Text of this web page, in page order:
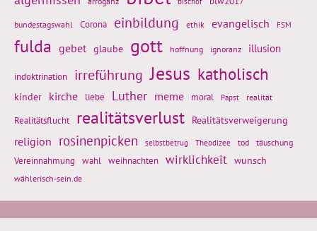
bundestagswahl Corona einbildung ethik evangelisch FSM
fulda gebet glaube gott hoffnung ignoranz illusion
indoktrination irreführung Jesus katholisch
kinder kirche liebe Luther meme moral Papst realität
Realitätsflucht realitätsverlust Realitätsverweigerung
religion rosinenpicken selbstbetrug Theodizee tod täuschung
Vereinnahmung wahl weihnachten wirklichkeit wunsch
wählerisch-sein.de